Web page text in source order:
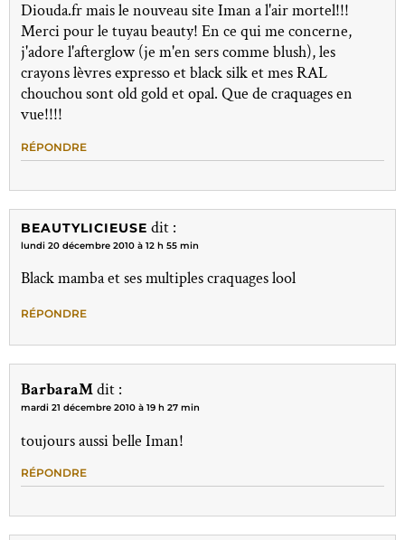
Diouda.fr mais le nouveau site Iman a l'air mortel!!!
Merci pour le tuyau beauty! En ce qui me concerne,
j'adore l'afterglow (je m'en sers comme blush), les
crayons lèvres expresso et black silk et mes RAL
chouchou sont old gold et opal. Que de craquages en
vue!!!!
RÉPONDRE
BEAUTYLICIEUSE dit :
lundi 20 décembre 2010 à 12 h 55 min
Black mamba et ses multiples craquages lool
RÉPONDRE
BarbaraMdit :
mardi 21 décembre 2010 à 19 h 27 min
toujours aussi belle Iman!
RÉPONDRE